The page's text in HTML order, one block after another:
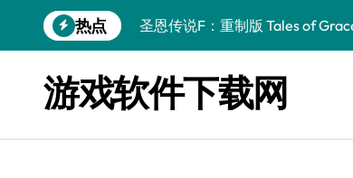
到
热点
圣恩传说F：重制版 Tales of
终焉之玛格诺利亚：雾中之花
休闲运动系列：网球 Casual
游戏软件下载网